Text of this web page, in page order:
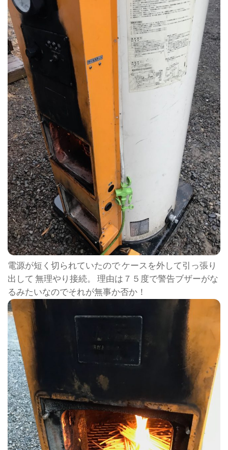
電源が短く切られていたので ケースを外して引っ張り
出して 無理やり接続。 理由は７５度で警告ブザーがな
るみたいなのでそれが無事か否か！